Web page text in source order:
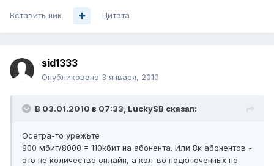
Вставить ник Цитата
sid1333
Опубликовано 3 января, 2010
В 03.01.2010 в 07:33, LuckySB сказал:
Осетра-то урежьте
900 мбит/8000 = 110кбит на абонента. Или 8к абонентов -
это не количество онлайн, а кол-во подключенных по